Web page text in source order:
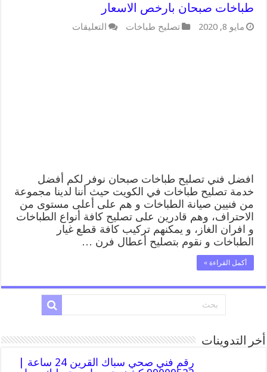
طباخات صبحان بارخص الاسعار
مايو 8, 2020 تصليح طباخات التعليقات
افضل فني تصليح طباخات صبحان نوفر لكم أفضل
خدمة تصليح طباخات في الكويت حيث أننا لدينا مجموعة
من فنيين صيانة الطباخات و هم على أعلى مستوى من
الاحتراف، وهم قادرين على تصليح كافة أنواع الطباخات
و افران الغاز، و يمكنهم تركيب كافة قطع غيار
الطباخات و نقوم بتصليح أعطال فرن …
أكمل القراءة »
أخر التدوينات
رقم فني صحي سباك القرين 24 ساعة |